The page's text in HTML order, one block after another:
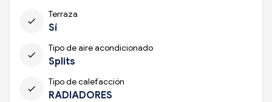
check
Terraza
Sí
check
Tipo de aire acondicionado
Splits
check
Tipo de calefacción
RADIADORES